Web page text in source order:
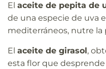
El aceite de pepita de
de una especie de uva
mediterráneos, nutre
El aceite de girasol,
esta flor que